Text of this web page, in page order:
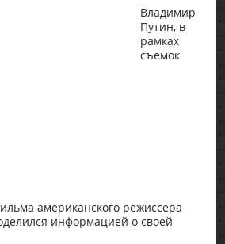
Владимир
Путин, в
рамках
съемок
американского режиссера
информацией о своей